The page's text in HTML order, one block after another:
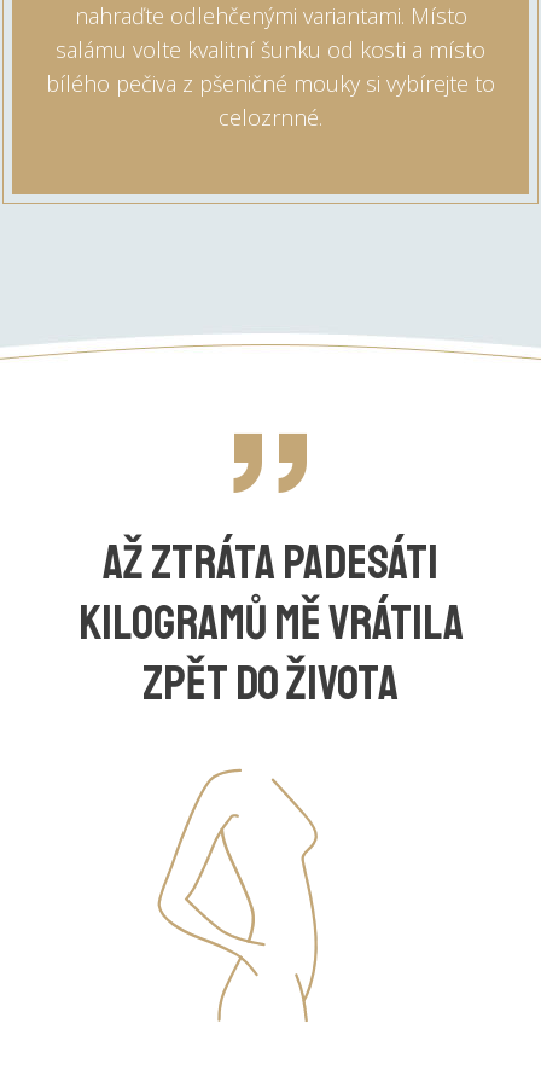
nahraďte odlehčenými variantami. Místo
salámu volte kvalitní šunku od kosti a místo
bílého pečiva z pšeničné mouky si vybírejte to
celozrnné.
„
Až ztráta padesáti
kilogramů mě vrátila
zpět do života